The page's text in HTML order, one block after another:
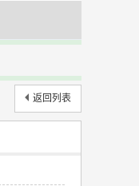
返回列表